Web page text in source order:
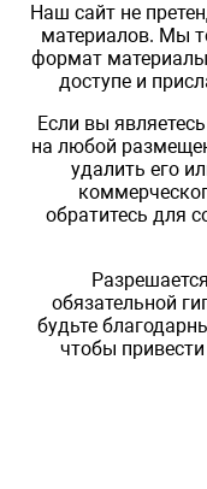
Наш сайт не
материалов. Мы
формат
доступе и
Если вы
на любой
удалить его
обратитесь для
обязательной
будьте
чтобы